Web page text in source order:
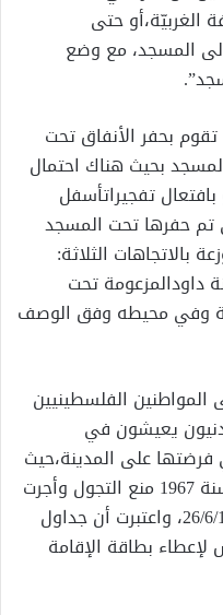
الغربيّة،أوحتى
المسجد،مع وضع
.
تقوم بحفر الأنفاقتحت
بحيث هناك احتمال
بافتعالتفجيراتأسفل
تمحفرهاتحت المسجد
بالاتجاهات الثلاثة:
داودالمزعومةتحت
وفيمحيطه وفق الوصف
المواطنين الفلسطينيين
يعيشون في
فرضتهاعلى المدينة،حيث
منع التجول وأجرت
، واعتبرت أنجداول
لإعطاء بطاقة الإقامة